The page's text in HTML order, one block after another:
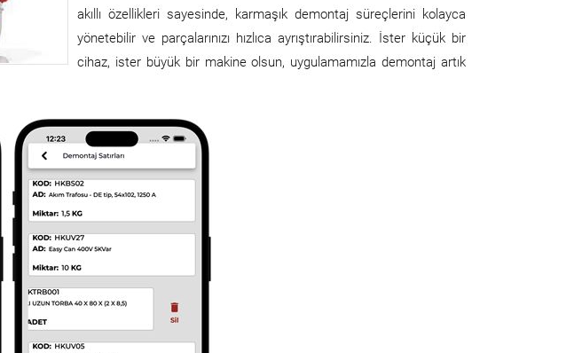
akıllı özellikleri sayesinde, karmaşık demontaj süreçlerini kolayca
yönetebilir ve parçalarınızı hızlıca ayrıştırabilirsiniz. İster küçük bir
cihaz, ister büyük bir makine olsun, uygulamamızla demontaj artık